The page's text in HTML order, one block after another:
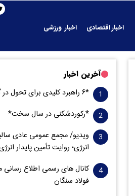
اخبار اقتصادی
اخبار ورزشی
آخرین اخبار
*۶ راهبرد کلیدی برای تحول در گروه فولاد مبارکه*
*رکوردشکنی در سال سخت*
ویدیو/ مجمع عمومی عادی
انرژی؛ روایت تأمین پایدار
کانال های رسمی اطلاع رسانی
فولاد سنگان